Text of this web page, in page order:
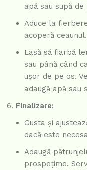
apă sau supă
Aduce la
acoperă ceaunul.
Lasă să fiarbă
sau până când
ușor de pe os.
adaugă apă sau
Finalizare:
Gusta și
dacă este
Adaugă
prospețime.